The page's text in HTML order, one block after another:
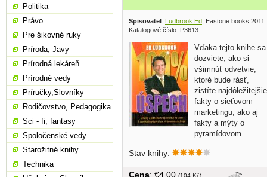
Spisovatel: Ludbrook Ed , Eastone books 2011
Katalogové číslo: P3613
Vďaka tejto knihe sa
dozviete, ako si
všimnúť odvetvie,
ktoré bude rásť,
zistíte najdôležitejšie
fakty o sieťovom
marketingu, ako aj
fakty a mýty o
pyramídovom...
Stav knihy:
Cena: €4,00 (104 Kč)
Politika
Právo
Pre šikovné ruky
Príroda, Javy
Prírodná lekáreň
Prírodné vedy
Príručky,Slovníky
Rodičovstvo, Pedagogika
Sci - fi, fantasy
Spoločenské vedy
Starožitné knihy
Technika